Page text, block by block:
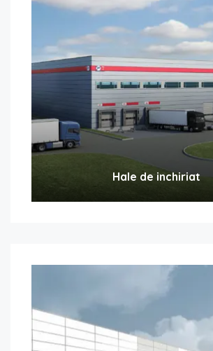
Hale de inchiriat